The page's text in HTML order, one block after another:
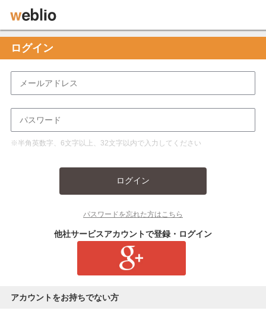
ログイン
※半角英数字、6文字以上、32文字以内で入力してください
ログイン
パスワードを忘れた方はこちら
他社サービスアカウントで登録・ログイン
アカウントをお持ちでない方